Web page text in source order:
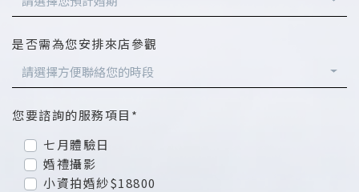
是否需為您安排來店參觀
請選擇方便聯絡您的時段
您要諮詢的服務項目*
七月體驗日
婚禮攝影
小資拍婚紗$18800